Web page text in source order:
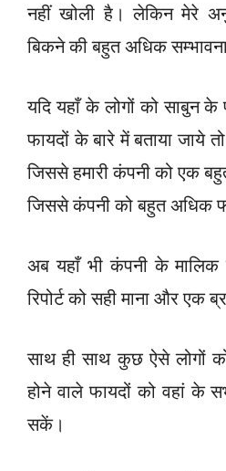
नहीं खोली है। लेकिन मेरे
बिकने की बहुत अधिक
यदि यहाँ के लोगों को साबुन
फायदों के बारे में बताया जाये
जिससे हमारी कंपनी को एक
जिससे कंपनी को बहुत अधिक
अब यहाँ भी कंपनी के मालिक
रिपोर्ट को सही माना और एक
साथ ही साथ कुछ ऐसे लोगों
होने वाले फायदों को वहां के
सकें।